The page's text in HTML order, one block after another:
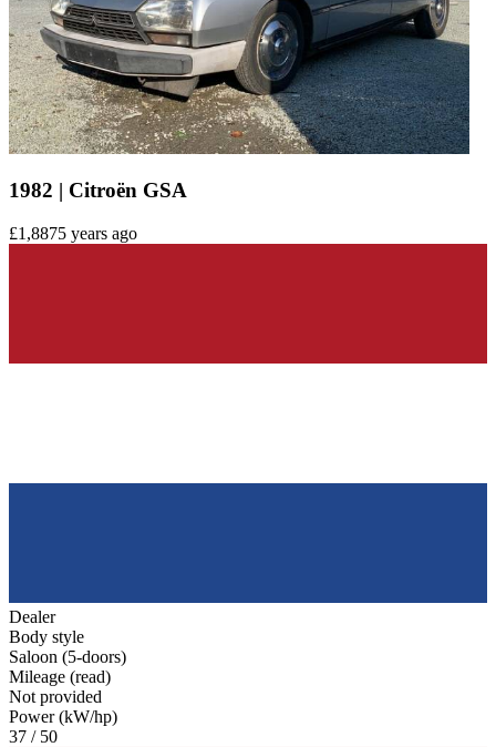
1982 | Citroën GSA
£1,8875 years ago
Dealer
Body style
Saloon (5-doors)
Mileage (read)
Not provided
Power (kW/hp)
37 / 50